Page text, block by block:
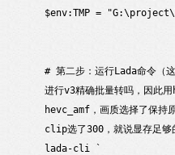
$env:TMP =
# 第二步：运行Lada命令（
进行v3精确批量转吗，因此
hevc_amf，画质选择了保持
clip选了300，就说显存足够
lada-cli `